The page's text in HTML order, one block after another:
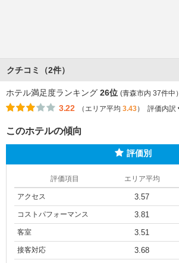
クチコミ（2件）
ホテル満足度ランキング 26位 (青森市内 37件中）
3.22 （エリア平均 3.43） 評価内訳
このホテルの傾向
評価別
評価項目 エリア平均
アクセス 3.57
コストパフォーマンス 3.81
客室 3.51
接客対応 3.68